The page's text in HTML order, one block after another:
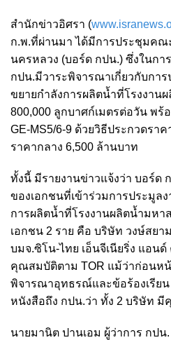
สำนักข่าวอิศรา (
ก.พ.ที่ผ่านมา ได้มีการประชุมคณ
นครหลวง (บอร์ด กปน.) ซึ่งในกา
กปน.มีวาระพิจารณาเกี่ยวกับการ
ขยายกำลังการผลิตน้ำที่โรงงาน
800,000 ลูกบาศก์เมตรต่อวัน พ
GE-MS5/6-9 ด้วยวิธีประกวดรา
ราคากลาง 6,500 ล้านบาท
ทั้งนี้ มีรายงานข่าวแจ้งว่า บอร์ด
ของเอกชนที่เข้าร่วมการประมูล
การผลิตน้ำที่โรงงานผลิตน้ำมหา
เอกชน 2 ราย คือ บริษัท วงษ์สยา
บมจ.ซิโน-ไทย เอ็นจีเนียริ่ง แอน
คุณสมบัติตาม TOR แม้ว่าก่อนห
พิจารณาอุทธรณ์และข้อร้องเรีย
หนังสือถึง กปน.ว่า ทั้ง 2 บริษัท
นายมานิต ปานเอม ผู้ว่าการ กป